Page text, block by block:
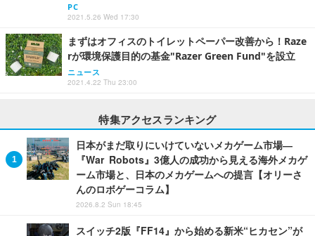
PC
2021.5.26 Wed 17:30
まずはオフィスのトイレットペーパー改善から！Raze
rが環境保護目的の基金"Razer Green Fund"を設立
ニュース
2021.4.22 Thu 23:00
特集アクセスランキング
日本がまだ取りにいけていないメカゲーム市場―
『War Robots』3億人の成功から見える海外メカゲ
ーム市場と、日本のメカゲームへの提言【オリーさ
んのロボゲーコラム】
2026.8.2 Sun 18:45
スイッチ2版『FF14』から始める新米“ヒカセン”が